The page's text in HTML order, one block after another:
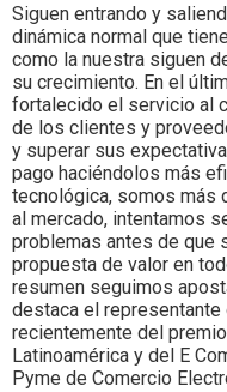
Siguen entrando y
dinámica normal que
como la nuestra siguen
su crecimiento. En el
fortalecido el servicio al
de los clientes y
y superar sus
pago haciéndolos más
tecnológica, somos más
al mercado, intentamos
problemas antes de que
propuesta de valor en
resumen seguimos
destaca el
recientemente del
Latinoamérica y del E
Pyme de Comercio